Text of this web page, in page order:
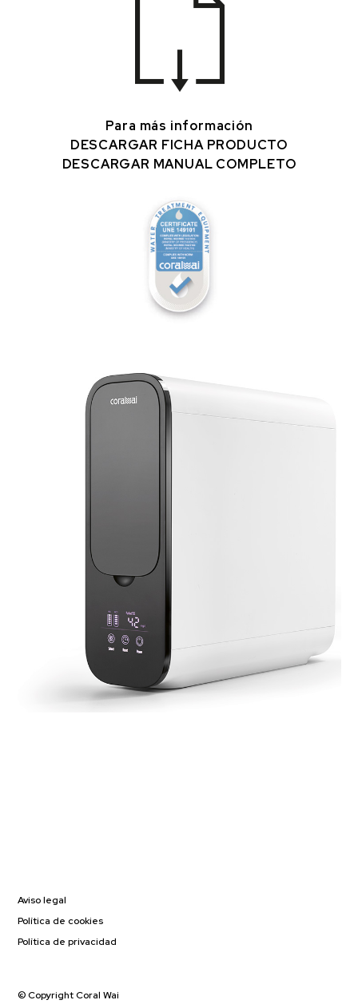
Para más información
DESCARGAR FICHA PRODUCTO
DESCARGAR MANUAL COMPLETO
Aviso legal
Política de cookies
Política de privacidad
© Copyright Coral Wai